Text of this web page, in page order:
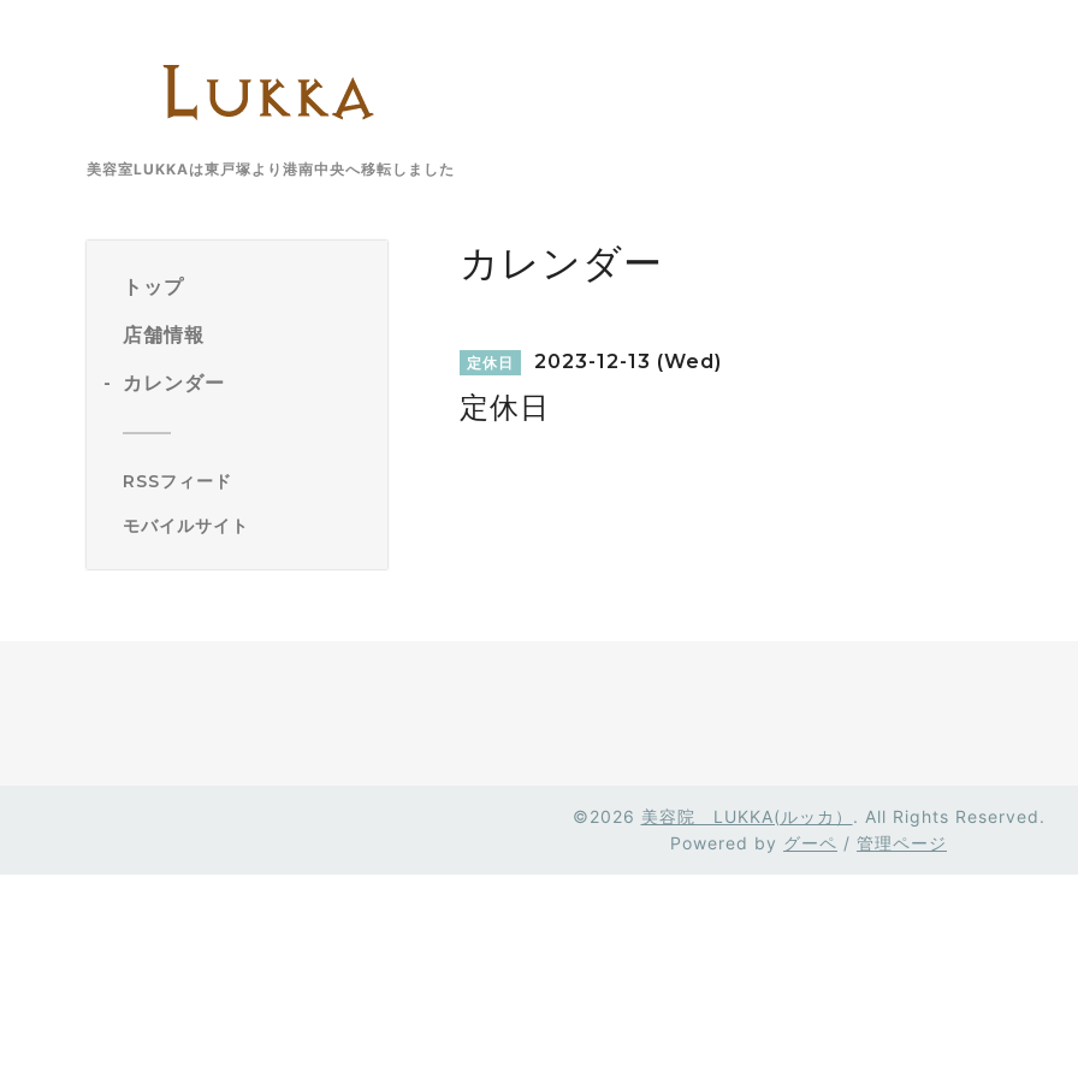
美容室LUKKAは東戸塚より港南中央へ移転しました
トップ
店舗情報
カレンダー
RSSフィード
モバイルサイト
カレンダー
定休日 2023-12-13 (Wed)
定休日
©2026 美容院 LUKKA(ルッカ） . All Rights Reserved.
Powered by グーペ / 管理ページ